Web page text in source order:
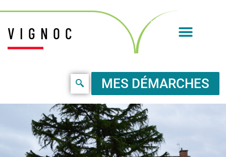
VIGNOC
MES DÉMARCHES